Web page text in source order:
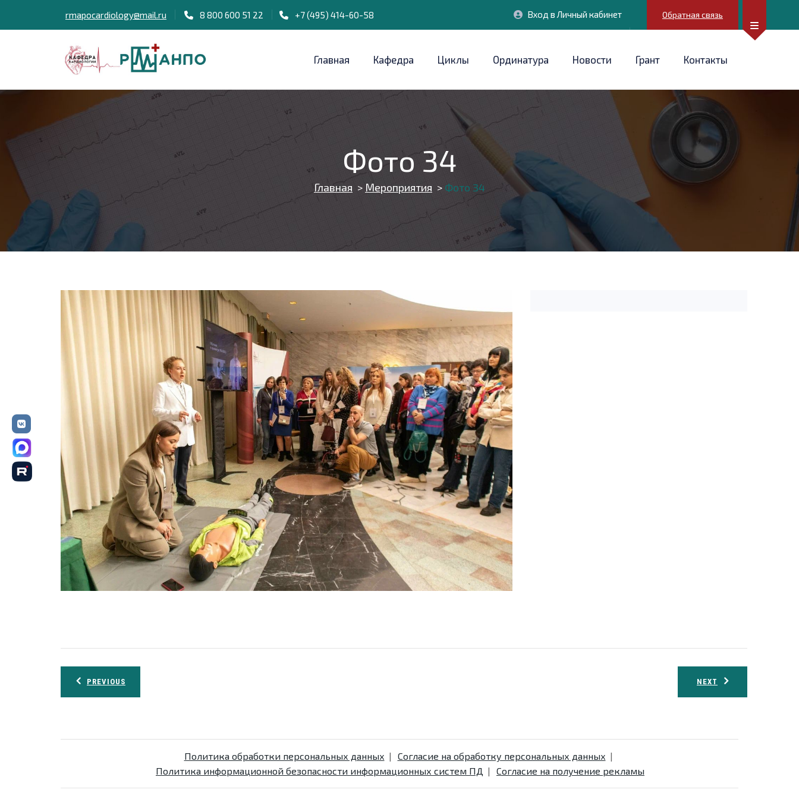
rmapocardiology@mail.ru 8 800 600 51 22 +7 (495) 414-60-58 Вход в Личный кабинет Обратная связь
Главная Кафедра Циклы Ординатура Новости Грант Контакты
Фото 34
Главная > Мероприятия > Фото 34
Навигация
по
PREVIOUS NEXT
Политика обработки персональных данных
Согласие на обработку персональных данных
Политика информационной безопасности информационных систем ПД
Согласие на получение рекламы